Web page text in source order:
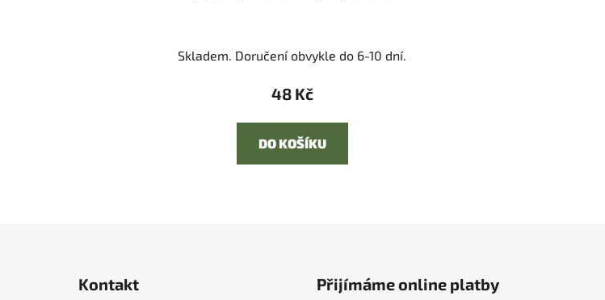
Skladem. Doručení obvykle do 6-10 dní.
48 Kč
DO KOŠÍKU
Kontakt Přijímáme online platby